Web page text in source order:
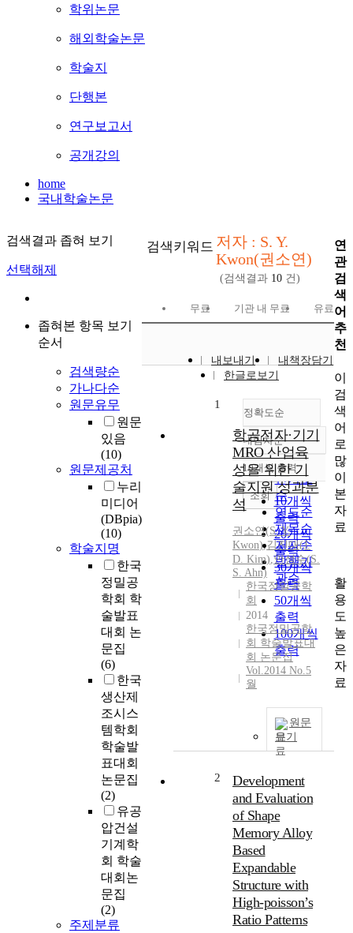
학위논문
해외학술논문
학술지
단행본
연구보고서
공개강의
home
국내학술논문
검색결과 좁혀 보기
선택해제
좁혀본 항목 보기
순서
검색량순
가나다순
원문유무
원문
있음
(10)
원문제공처
누리
미디어
(DBpia)
(10)
학술지명
한국
정밀공
학회 학
술발표
대회 논
문집
(6)
한국
생산제
조시스
템학회
학술발
표대회
논문집
(2)
유공
압건설
기계학
회 학술
대회논
문집
(2)
주제분류
검색키워드 저자 : S. Y.
Kwon(권소연)
(검색결과 10 건)
무료 기관 내 무료 유료
내보내기
내책장담기
한글로보기
정확도순
정확도
순
인기도
순
연도순
제목순
저자순
발행기
관순
내림차순
내림차순
10개씩 출력
10개씩
출력
20개씩
출력
30개씩
출력
50개씩
출력
100개씩
출력
조회
1
항공전자·기기
MRO 산업육
성을 위한 기
술지원 성과분
석
권소연(S. Y.
Kwon),김진대(J.
D. Kim),안성수(S.
S. Ahn)
한국정밀공학
회
2014
한국정밀공학
회 학술발표대
회 논문집
Vol.2014 No.5
월
원문
보기
2
Development
and Evaluation
of Shape
Memory Alloy
Based
Expandable
Structure with
High-poisson’s
Ratio Patterns
연
관
검
색
어
추
천
이
검
색
어
로
많
이
본
자
료
활
용
도
높
은
자
료